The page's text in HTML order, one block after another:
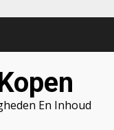
En Inhoud